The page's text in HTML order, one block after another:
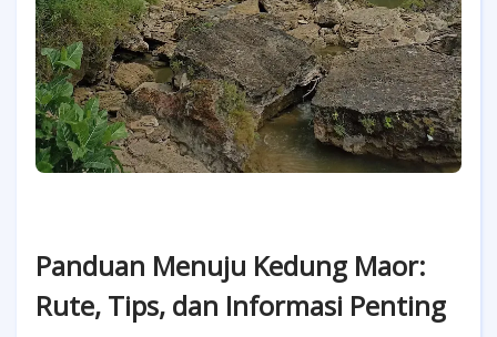
Panduan Menuju Kedung Maor:
Rute, Tips, dan Informasi Penting